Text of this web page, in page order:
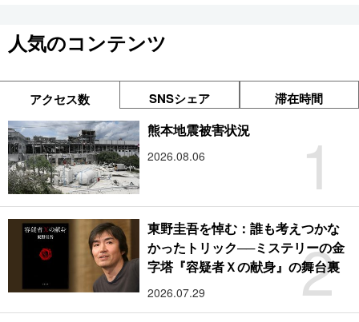
人気のコンテンツ
アクセス数 SNSシェア 滞在時間
1
熊本地震被害状況
2026.08.06
2
東野圭吾を悼む：誰も考えつかな
かったトリック──ミステリーの金
字塔『容疑者Ｘの献身』の舞台裏
2026.07.29